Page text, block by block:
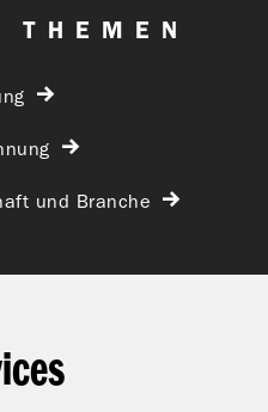
THEMEN
und Branche